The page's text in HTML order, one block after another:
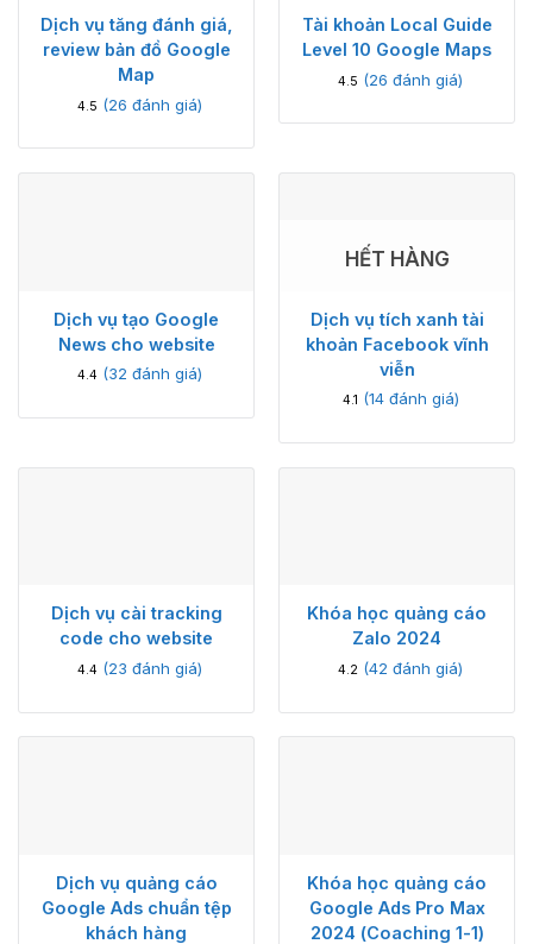
Dịch vụ tăng đánh giá,
review bản đồ Google
Map
4.5 (26 đánh giá)
Tài khoản Local Guide
Level 10 Google Maps
4.5 (26 đánh giá)
Dịch vụ tạo Google
News cho website
4.4 (32 đánh giá)
HẾT HÀNG
Dịch vụ tích xanh tài
khoản Facebook vĩnh
viễn
4.1 (14đánh giá)
Dịch vụ cài tracking
code cho website
4.4 (23 đánh giá)
Khóa học quảng cáo
Zalo 2024
4.2 (42 đánh giá)
Dịch vụ quảng cáo
Google Ads chuẩn tệp
khách hàng
Khóa học quảng cáo
Google Ads Pro Max
2024 (Coaching 1-1)